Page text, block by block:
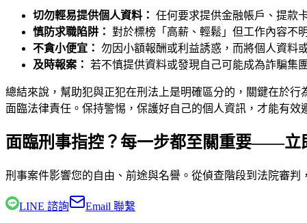
切勿輕易提供個人資料： 任何要求提供金融帳戶、提款
慎防求職陷阱： 對於標榜「高薪、輕鬆」但工作內容不
不貪小便宜： 勿因小額報酬或利益誘惑，而將個人資料
及時報案： 若不慎提供資料或發現自己可能成為詐騙集
總結來說，幫助犯與正犯在刑法上是明確區分的，關鍵在於
面臨法律責任。保持警惕，保護好自己的個人資訊，才能有效
面臨刑事指控？每一步都至關重要——立
刑事案件影響您的自由、前途與名譽。從偵查階段到法院審判
LINE 諮詢 Email 聯繫